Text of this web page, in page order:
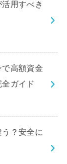
用すべき
で高額資金
ガイド
？安全に